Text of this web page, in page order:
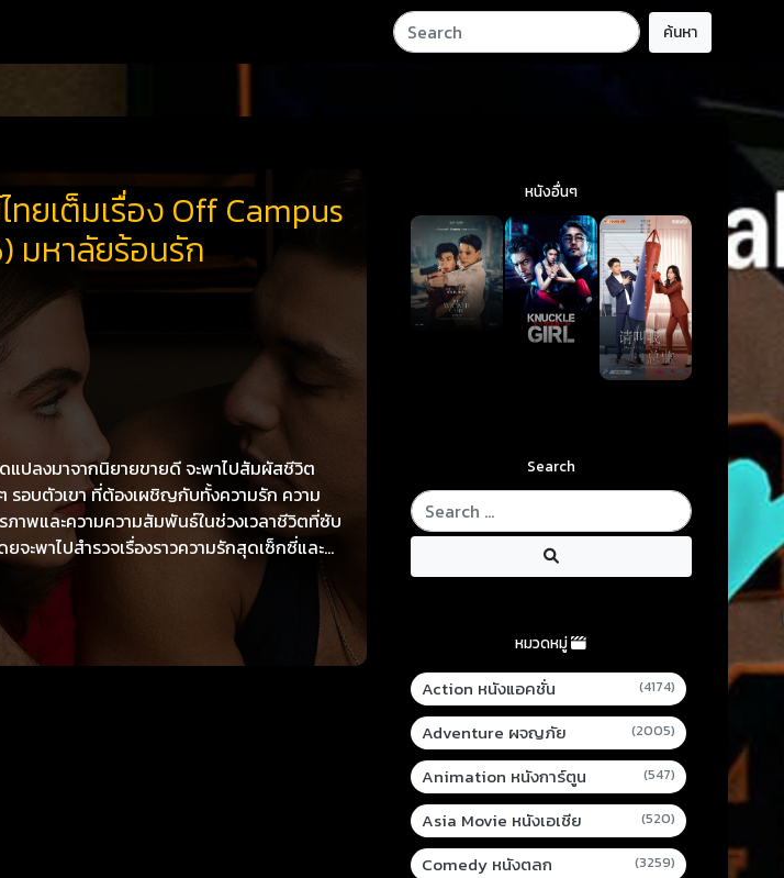
ค้นหา
ยเต็มเรื่อง Off Campus
มหาลัยร้อนรัก
แปลงมาจากนิยายขายดี จะพาไปสัมผัสชีวิต
รอบตัวเขา ที่ต้องเผชิญกับทั้งความรัก ความ
าพและความความสัมพันธ์ในช่วงเวลาชีวิตที่ซับ
ะพาไปสำรวจเรื่องราวความรักสุดเซ็กซี่และ
ต่งเพลงสาวผู้เงียบขรึม และ Garrett ดาว
หนังอื่นๆ
Search
หมวดหมู่
Action หนังแอคชั่น (4174)
Adventure ผจญภัย (2005)
Animation หนังการ์ตูน (547)
Asia Movie หนังเอเชีย (520)
Comedy หนังตลก (3259)